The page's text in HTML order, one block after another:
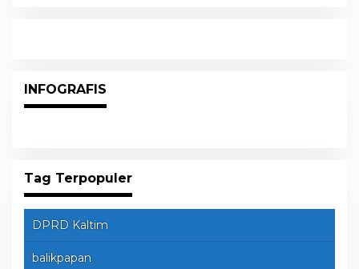
INFOGRAFIS
Tag Terpopuler
DPRD Kaltim
balikpapan